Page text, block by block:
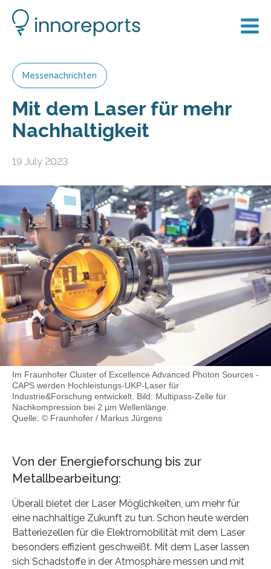
Messenachrichten
Mit dem Laser für mehr
Nachhaltigkeit
19 July 2023
Im Fraunhofer Cluster of Excellence Advanced Photon Sources -
CAPS werden Hochleistungs-UKP-Laser für
Industrie&Forschung entwickelt. Bild: Multipass-Zelle für
Nachkompression bei 2 µm Wellenlänge.
Quelle: © Fraunhofer / Markus Jürgens
Von der Energieforschung bis zur
Metallbearbeitung:
Überall bietet der Laser Möglichkeiten, um mehr für
eine nachhaltige Zukunft zu tun. Schon heute werden
Batteriezellen für die Elektromobilität mit dem Laser
besonders effizient geschweißt. Mit dem Laser lassen
sich Schadstoffe in der Atmosphäre messen und mit